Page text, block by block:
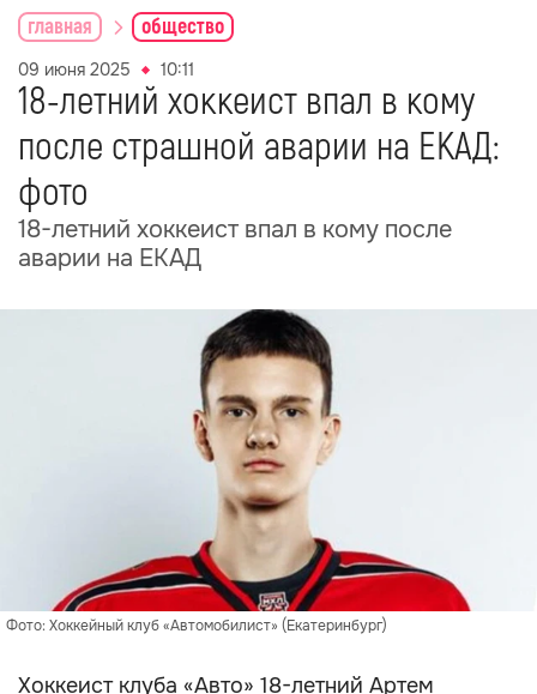
главная общество
09 июня 2025 10:11
18-летний хоккеист впал в кому
после страшной аварии на ЕКАД:
фото
18-летний хоккеист впал в кому после
аварии на ЕКАД
Фото: Хоккейный клуб «Автомобилист» (Екатеринбург)
Хоккеист клуба «Авто» 18-летний Артем